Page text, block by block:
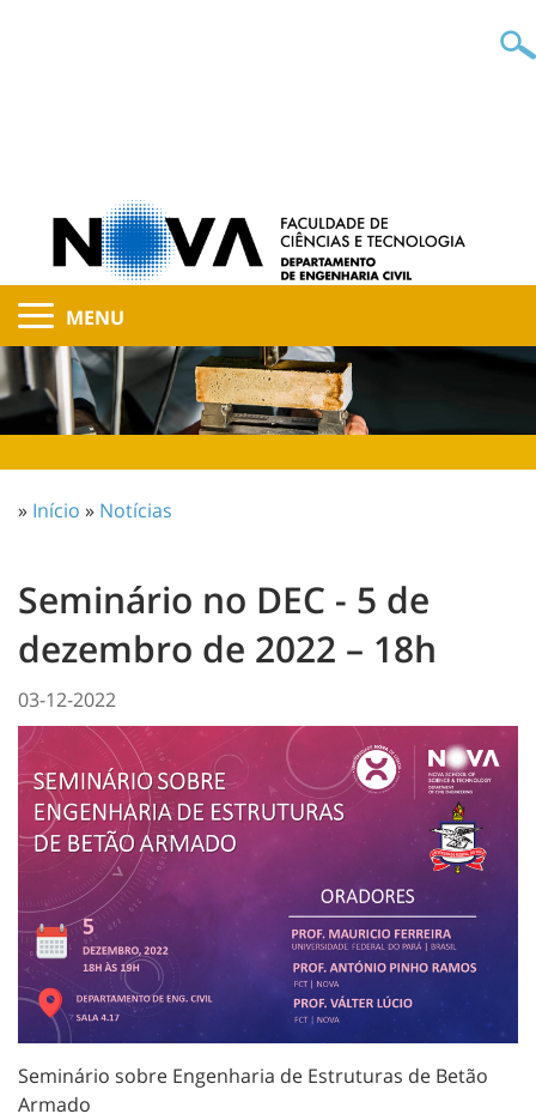
MENU
» Início » Notícias
Seminário no DEC - 5 de
dezembro de 2022 – 18h
03-12-2022
Seminário sobre Engenharia de Estruturas de Betão
Armado